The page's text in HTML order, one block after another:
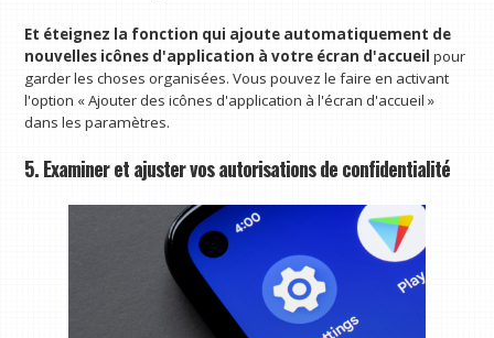
Et éteignez la fonction qui ajoute automatiquement de
nouvelles icônes d'application à votre écran d'accueil pour
garder les choses organisées. Vous pouvez le faire en activant
l'option « Ajouter des icônes d'application à l'écran d'accueil »
dans les paramètres.
5. Examiner et ajuster vos autorisations de confidentialité